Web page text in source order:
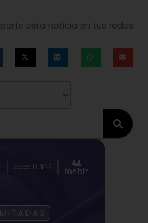
esta noticia en tus redes